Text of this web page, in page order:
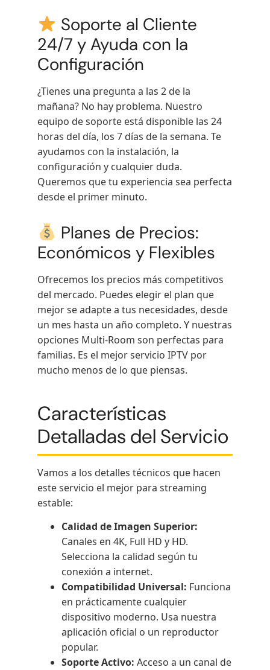
Soporte al Cliente
24/7 y Ayuda con la
Configuración
¿Tienes una pregunta a las 2 de la
mañana? No hay problema. Nuestro
equipo de soporte está disponible las 24
horas del día, los 7 días de la semana. Te
ayudamos con la instalación, la
configuración y cualquier duda.
Queremos que tu experiencia sea perfecta
desde el primer minuto.
Planes de Precios:
Económicos y Flexibles
Ofrecemos los precios más competitivos
del mercado. Puedes elegir el plan que
mejor se adapte a tus necesidades, desde
un mes hasta un año completo. Y nuestras
opciones Multi-Room son perfectas para
familias. Es el mejor servicio IPTV por
mucho menos de lo que piensas.
Características
Detalladas del Servicio
Vamos a los detalles técnicos que hacen
este servicio el mejor para streaming
estable:
Calidad de Imagen Superior:
Canales en 4K, Full HD y HD.
Selecciona la calidad según tu
conexión a internet.
Compatibilidad Universal: Funciona
en prácticamente cualquier
dispositivo moderno. Usa nuestra
aplicación oficial o un reproductor
popular.
Soporte Activo: Acceso a un canal de